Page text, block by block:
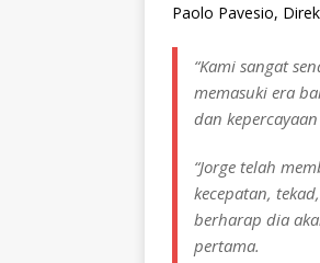
Paolo Pavesio,
“Kami sangat
memasuki era
dan
“Jorge telah
kecepatan,
berharap dia
pertama.